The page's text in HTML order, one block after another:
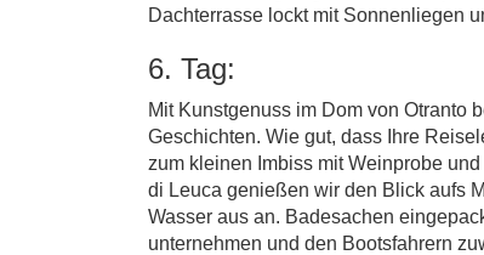
Dachterrasse lockt mit Sonnenliegen
6. Tag:
Mit Kunstgenuss im Dom von Otranto
Geschichten. Wie gut, dass Ihre
zum kleinen Imbiss mit Weinprobe
di Leuca genießen wir den Blick aufs
Wasser aus an. Badesachen
unternehmen und den Bootsfahrern